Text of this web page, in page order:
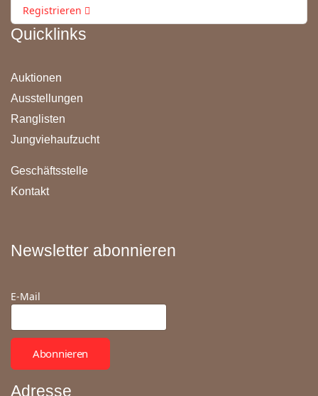
Adresse
Newsletter abonnieren
E-Mail
Abonnieren
Quicklinks
Auktionen
Ausstellungen
Ranglisten
Jungviehaufzucht
Geschäftsstelle
Kontakt
Registrieren